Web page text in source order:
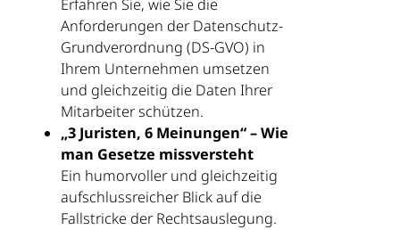
Erfahren Sie, wie Sie die
Anforderungen der Datenschutz-
Grundverordnung (DS-GVO) in
Ihrem Unternehmen umsetzen
und gleichzeitig die Daten Ihrer
Mitarbeiter schützen.
„3 Juristen, 6 Meinungen“ – Wie
man Gesetze missversteht
Ein humorvoller und gleichzeitig
aufschlussreicher Blick auf die
Fallstricke der Rechtsauslegung.